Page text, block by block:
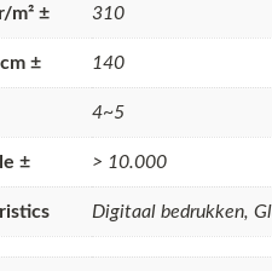
m² ± 310
± 140
4~5
± > 10.000
Digitaal bedrukken,